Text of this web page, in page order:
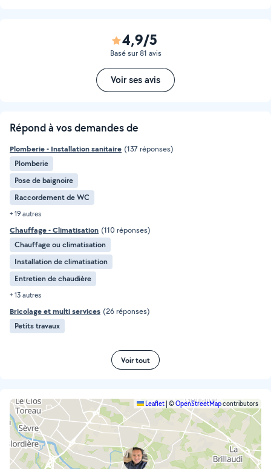
4,9/5
Basé sur 81 avis
Voir ses avis
Répond à vos demandes de
Plomberie - Installation sanitaire (137 réponses)
Plomberie
Pose de baignoire
Raccordement de WC
+ 19 autres
Chauffage - Climatisation (110 réponses)
Chauffage ou climatisation
Installation de climatisation
Entretien de chaudière
+ 13 autres
Bricolage et multi services (26 réponses)
Petits travaux
Voir tout
Leaflet ©OpenStreetMapcontributors